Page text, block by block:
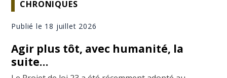
CHRONIQUES
Publié le 18 juillet 2026
Agir plus tôt, avec humanité, la
suite…